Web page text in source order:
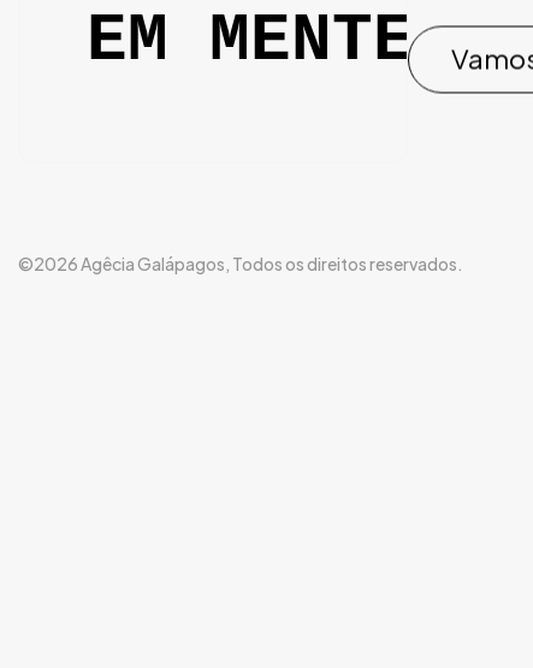
EM MENTE?
©2026 Agêcia Galápagos, Todos os direitos reservados.